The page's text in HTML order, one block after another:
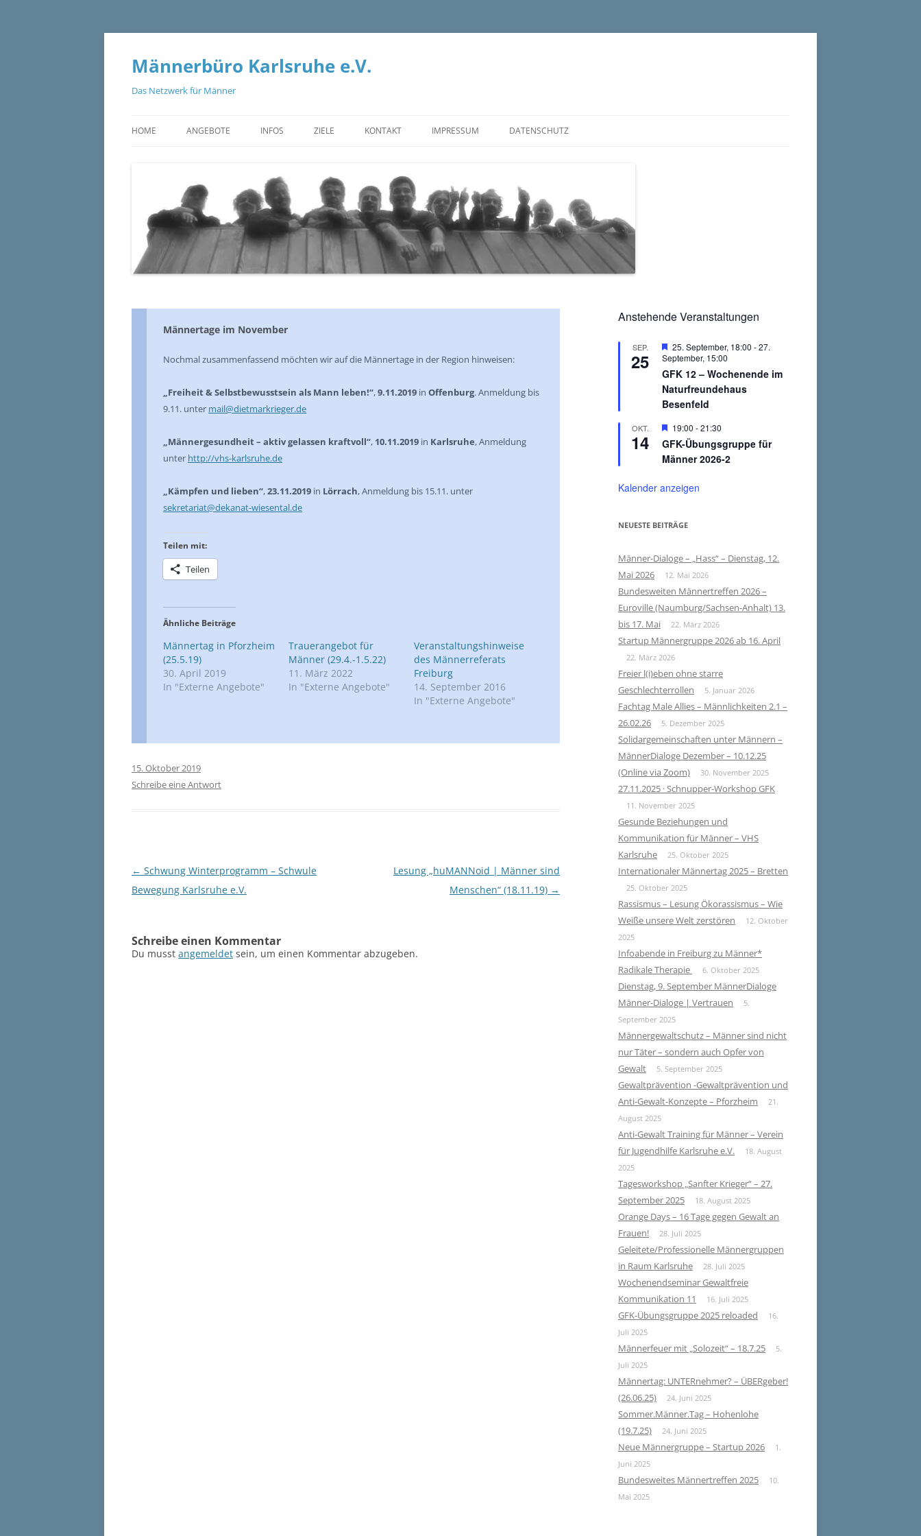
Zum
springen
Männerbüro Karlsruhe e.V.
Das Netzwerk für Männer
HOME ANGEBOTE INFOS ZIELE KONTAKT IMPRESSUM DATENSCHUTZ
Männertage im November
Nochmal zusammenfassend möchten wir auf die Männertage in der Region hinweisen:
„Freiheit & Selbstbewusstsein als Mann leben!“,9.11.2019 in Offenburg. Anmeldung bis
9.11. unter mail@dietmarkrieger.de
„Männergesundheit – aktiv gelassen kraftvoll“, 10.11.2019 in Karlsruhe, Anmeldung
unter http://vhs-karlsruhe.de
„Kämpfen und lieben“,23.11.2019 in Lörrach, Anmeldung bis 15.11. unter
sekretariat@dekanat-wiesental.de
Teilen mit:
Teilen
Ähnliche Beiträge
Männertag in Pforzheim
(25.5.19)
30. April 2019
In "Externe Angebote"
Trauerangebot für
Männer (29.4.-1.5.22)
11. März 2022
In "Externe Angebote"
Veranstaltungshinweise
des Männerreferats
Freiburg
14. September 2016
In "Externe Angebote"
15. Oktober 2019
Schreibe eine Antwort
Beitragsnavigation
← Schwung Winterprogramm – Schwule
Bewegung Karlsruhe e.V.
Lesung „huMANNoid | Männer sind
Menschen“ (18.11.19) →
Schreibe einen Kommentar
Du musst angemeldet sein, um einen Kommentar abzugeben.
Anstehende Veranstaltungen
SEP.
25
Hervorgehoben
25. September, 18:00 -27.
September, 15:00
GFK 12 – Wochenende im
Naturfreundehaus
Besenfeld
OKT.
14
Hervorgehoben
19:00 -21:30
GFK-Übungsgruppe für
Männer 2026-2
Kalender anzeigen
NEUESTE BEITRÄGE
Männer-Dialoge – „Hass“ – Dienstag, 12.
Mai 2026
12. Mai 2026
Bundesweiten Männertreffen 2026 –
Euroville (Naumburg/Sachsen-Anhalt) 13.
bis 17. Mai
22. März 2026
Startup Männergruppe 2026 ab 16. April
22. März 2026
Freier l(i)eben ohne starre
Geschlechterrollen
5. Januar 2026
Fachtag Male Allies – Männlichkeiten 2.1 –
26.02.26
5. Dezember 2025
Solidargemeinschaften unter Männern –
MännerDialoge Dezember – 10.12.25
(Online via Zoom)
30. November 2025
27.11.2025 · Schnupper-Workshop GFK
11. November 2025
Gesunde Beziehungen und
Kommunikation für Männer – VHS
Karlsruhe
25. Oktober 2025
Internationaler Männertag 2025 – Bretten
25. Oktober 2025
Rassismus – Lesung Ökorassismus – Wie
Weiße unsere Welt zerstören
12. Oktober
2025
Infoabende in Freiburg zu Männer*
Radikale Therapie
6. Oktober 2025
Dienstag, 9. September MännerDialoge
Männer-Dialoge | Vertrauen
5.
September 2025
Männergewaltschutz – Männer sind nicht
nur Täter – sondern auch Opfer von
Gewalt
5. September 2025
Gewaltprävention -Gewaltprävention und
Anti-Gewalt-Konzepte – Pforzheim
21.
August 2025
Anti-Gewalt Training für Männer – Verein
für Jugendhilfe Karlsruhe e.V.
18. August
2025
Tagesworkshop „Sanfter Krieger“ – 27.
September 2025
18. August 2025
Orange Days – 16 Tage gegen Gewalt an
Frauen!
28. Juli 2025
Geleitete/Professionelle Männergruppen
in Raum Karlsruhe
28. Juli 2025
Wochenendseminar Gewaltfreie
Kommunikation 11
16. Juli 2025
GFK-Übungsgruppe 2025 reloaded
16.
Juli 2025
Männerfeuer mit „Solozeit“ – 18.7.25
5.
Juli 2025
Männertag: UNTERnehmer? – ÜBERgeber!
(26.06.25)
24. Juni 2025
Sommer.Männer.Tag – Hohenlohe
(19.7.25)
24. Juni 2025
Neue Männergruppe – Startup 2026
1.
Juni 2025
Bundesweites Männertreffen 2025
10.
Mai 2025